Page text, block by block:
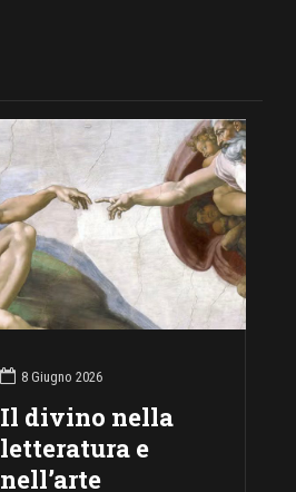
8 Giugno 2026
Il divino nella
letteratura e
nell’arte